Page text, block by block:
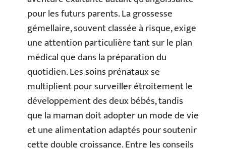
pour les futurs parents. La grossesse
gémellaire, souvent classée à risque, exige
une attention particulière tant sur le plan
médical que dans la préparation du
quotidien. Les soins prénataux se
multiplient pour surveiller étroitement le
développement des deux bébés, tandis
que la maman doit adopter un mode de vie
et une alimentation adaptés pour soutenir
cette double croissance. Entre les conseils